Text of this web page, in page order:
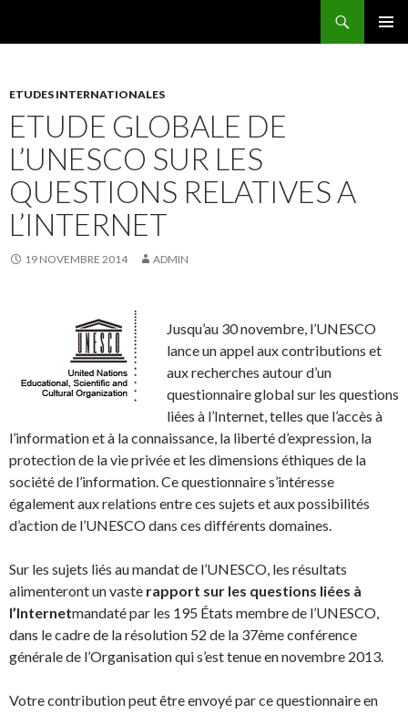
ETUDES INTERNATIONALES
ETUDE GLOBALE DE
L’UNESCO SUR LES
QUESTIONS RELATIVES A
L’INTERNET
19 NOVEMBRE 2014 ADMIN
Jusqu’au 30 novembre, l’UNESCO
lance un appel aux contributions et
aux recherches autour d’un
questionnaire global sur les questions
liées à l’Internet, telles que l’accès à
l’information et à la connaissance, la liberté d’expression, la
protection de la vie privée et les dimensions éthiques de la
société de l’information. Ce questionnaire s’intéresse
également aux relations entre ces sujets et aux possibilités
d’action de l’UNESCO dans ces différents domaines.
Sur les sujets liés au mandat de l’UNESCO, les résultats
alimenteront un vaste rapport sur les questions liées à
l’Internetmandaté par les 195 États membre de l’UNESCO,
dans le cadre de la résolution 52 de la 37ème conférence
générale de l’Organisation qui s’est tenue en novembre 2013.
Votre contribution peut être envoyé par ce questionnaire en